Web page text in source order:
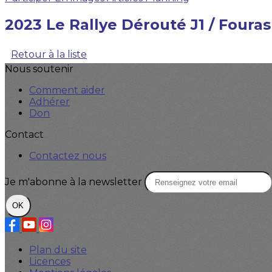
2023 Le Rallye Dérouté J1 / Fouras
Retour à la liste
Nous soutenir
Comment aider
Adhérer
Don
Contact
Contactez nous
Je m'abonne à la newsletter
OK
Plan du site
Licences